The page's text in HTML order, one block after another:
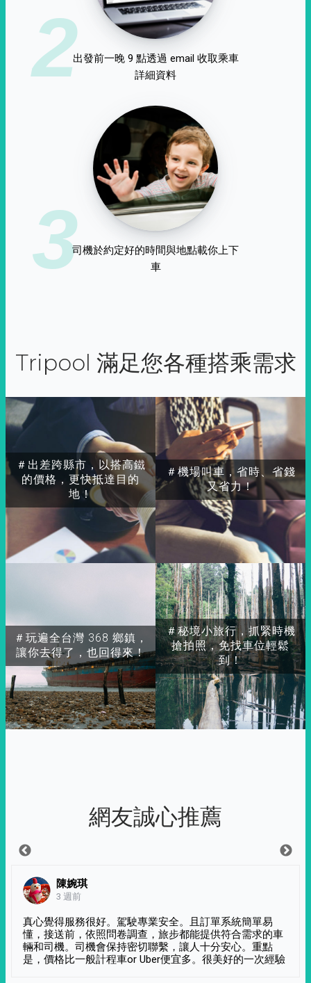
2出發前一晚 9 點透過 email 收取乘車
詳細資料
3司機於約定好的時間與地點載你上下
車
Tripool 滿足您各種搭乘需求
＃出差跨縣市，以搭高鐵
的價格，更快抵達目的
地！
＃玩遍全台灣 368 鄉鎮，
讓你去得了，也回得來！
＃秘境小旅行，抓緊時機
搶拍照，免找車位輕鬆
到！
＃機場叫車，省時、省錢
又省力！
網友誠心推薦
陳婉琪
3 週前
真心覺得服務很好。駕駛專業安全。且訂單系統簡單易
懂，接送前，依照問卷調查，旅步都能提供符合需求的車
輛和司機。司機會保持密切聯繫，讓人十分安心。重點
是，價格比一般計程車or Uber便宜多。很美好的一次經驗